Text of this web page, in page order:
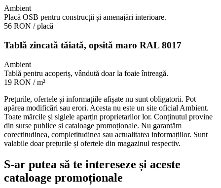
Ambient
Placă OSB pentru construcții și amenajări interioare.
56 RON / placă
Tablă zincată tăiată, opsită maro RAL 8017
Ambient
Tablă pentru acoperiș, vândută doar la foaie întreagă.
19 RON / m²
Prețurile, ofertele și informațiile afișate nu sunt obligatorii. Pot
apărea modificări sau erori. Acesta nu este un site oficial Ambient.
Toate mărcile și siglele aparțin proprietarilor lor. Conținutul provine
din surse publice și cataloage promoționale. Nu garantăm
corectitudinea, completitudinea sau actualitatea informațiilor. Sunt
valabile doar prețurile și ofertele din magazinul respectiv.
S-ar putea să te intereseze și aceste
cataloage promoționale